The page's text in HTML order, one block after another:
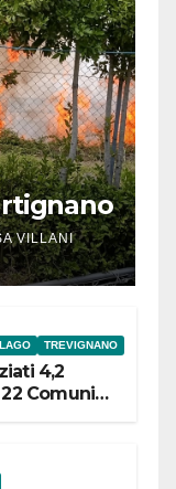
VILLANI
LAGO TREVIGNANO
4,2
Comuni